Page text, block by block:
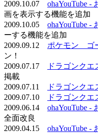
2009.10.07 ohaYouTube -
画を表示する機能を追加
2009.10.05 ohaYouTube -
ーする機能を追加
2009.09.12 ポケモン ゴ
ン！
2009.07.17
ドラゴンクエ
掲載
2009.07.11
ドラゴンクエ
2009.07.10
ドラゴンクエ
2009.06.14 ohaYouTube -
全面改良
2009.04.15 ohaYouTube -